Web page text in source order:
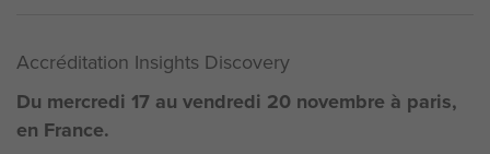
Accréditation Insights Discovery
Du mercredi 17 au vendredi 20 novembre à paris,
en France.